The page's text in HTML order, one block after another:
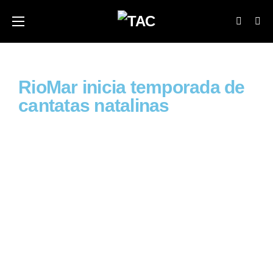
RioMar inicia temporada de
cantatas natalinas